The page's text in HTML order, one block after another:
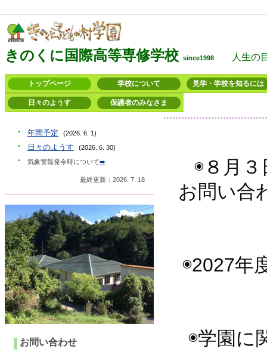
きのくに国際高等専修学校 since1998 人生の
トップページ 学校について 見学・学校を知るには
日々のようす 保護者のみなさま
・ 年間予定 (2026. 6. 1)
・ 日々のようす (2026. 6. 30)
・ 気象警報発令時について➡️
最終更新：2026. 7. 18
お問い合わせ
◉８月
お問い合
◉2027年
◉学園に